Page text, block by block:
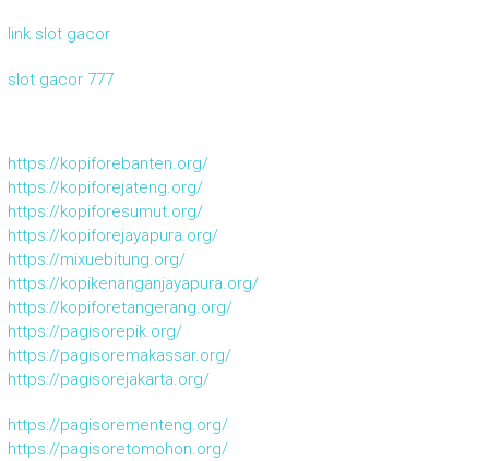
link slot gacor
slot gacor 777
https://kopiforebanten.org/
https://kopiforejateng.org/
https://kopiforesumut.org/
https://kopiforejayapura.org/
https://mixuebitung.org/
https://kopikenanganjayapura.org/
https://kopiforetangerang.org/
https://pagisorepik.org/
https://pagisoremakassar.org/
https://pagisorejakarta.org/
https://pagisorementeng.org/
https://pagisoretomohon.org/